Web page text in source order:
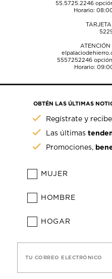
55.5725.2246
Horario:
ATENCIÓN
5557252246opción
Horario:
OBTÉN LAS ÚLTIMAS
Regístrate y
Las últimas
Promociones,
MUJER
HOMBRE
HOGAR
TU CORREO ELECTRÓNICO